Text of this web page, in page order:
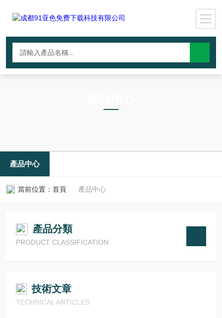
產品中心
當前位置： 首頁 產品中心
產品分類
PRODUCT CLASSIFICATION
技術文章
TECHNICAL ARTICLES